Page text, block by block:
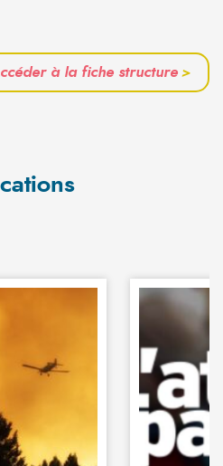
à la fiche structure>